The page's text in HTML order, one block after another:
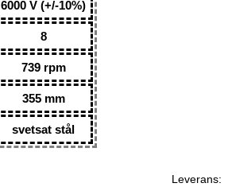
6000 V (+/-10%)
8
739 rpm
355 mm
svetsat stål
Leverans: